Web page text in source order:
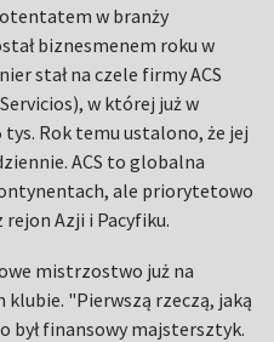
w branży
biznesmenem roku w
stał na czele firmy ACS
w której już w
Rok temu ustalono, że jej
ACS to globalna
ale priorytetowo
Azji i Pacyfiku.
mistrzostwo już na
klubie. "Pierwszą rzeczą, jaką
był finansowy majstersztyk.